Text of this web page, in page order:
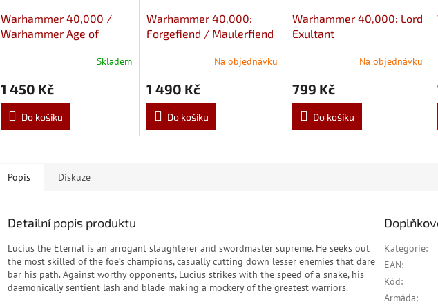
Warhammer 40,000 /
Warhammer Age of
Skladem
1 450 Kč
Do košíku
Warhammer 40,000:
Forgefiend / Maulerfiend
Na objednávku
1 490 Kč
Do košíku
Warhammer 40,000: Lord
Exultant
Na objednávku
799 Kč
Do košíku
Popis Diskuze
Detailní popis produktu
Lucius the Eternal is an arrogant slaughterer and swordmaster supreme. He seeks out
the most skilled of the foe’s champions, casually cutting down lesser enemies that dare
bar his path. Against worthy opponents, Lucius strikes with the speed of a snake, his
daemonically sentient lash and blade making a mockery of the greatest warriors.
Kategorie:
EAN:
Kód:
Armáda: